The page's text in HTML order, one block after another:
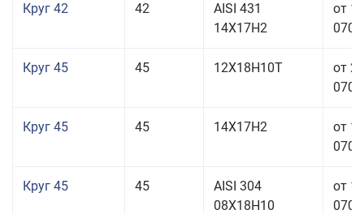
Круг 42 42
AISI 431
14Х17Н2
от
Круг 45 45 12Х18Н10Т
от
Круг 45 45 14Х17Н2
от
Круг 45 45
AISI 304
08Х18Н10
от